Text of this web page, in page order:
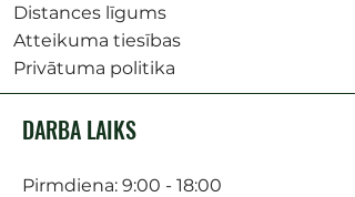
Distances līgums
Atteikuma tiesības
Privātuma politika
DARBA LAIKS
Pirmdiena: 9:00 - 18:00